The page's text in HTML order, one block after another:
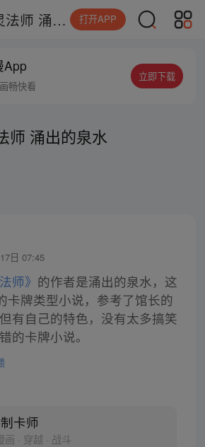
万界卡牌亡灵法师 涌出的泉水 打开APP
App
畅快看
立即下载
师 涌出的泉水
日 07:45
师》 的作者是涌出的泉水，这
卡牌类型小说，参考了馆长的
有自己的特色，没有太多搞笑
的卡牌小说。
卡师
画 · 穿越 · 战斗